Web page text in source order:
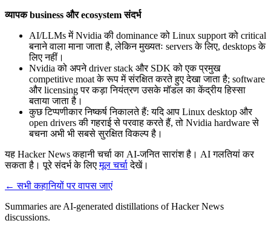
व्यापक business और ecosystem संदर्भ
AI/LLMs में Nvidia की dominance को Linux support को critical
बनाने वाला माना जाता है, लेकिन मुख्यतः servers के लिए, desktops के
लिए नहीं।
Nvidia को अपने driver stack और SDK को एक प्रमुख
competitive moat के रूप में संरक्षित करते हुए देखा जाता है; software
और licensing पर कड़ा नियंत्रण उसके मॉडल का केंद्रीय हिस्सा
बताया जाता है।
कुछ टिप्पणीकार निष्कर्ष निकालते हैं: यदि आप Linux desktop और
open drivers की गहराई से परवाह करते हैं, तो Nvidia hardware से
बचना अभी भी सबसे सुरक्षित विकल्प है।
यह Hacker News कहानी चर्चा का AI-जनित सारांश है। AI गलतियां कर
सकता है। पूरे संदर्भ के लिएमूल चर्चादेखें।
← सभी कहानियों पर वापस जाएं
Summaries are AI-generated distillations of Hacker News
discussions.